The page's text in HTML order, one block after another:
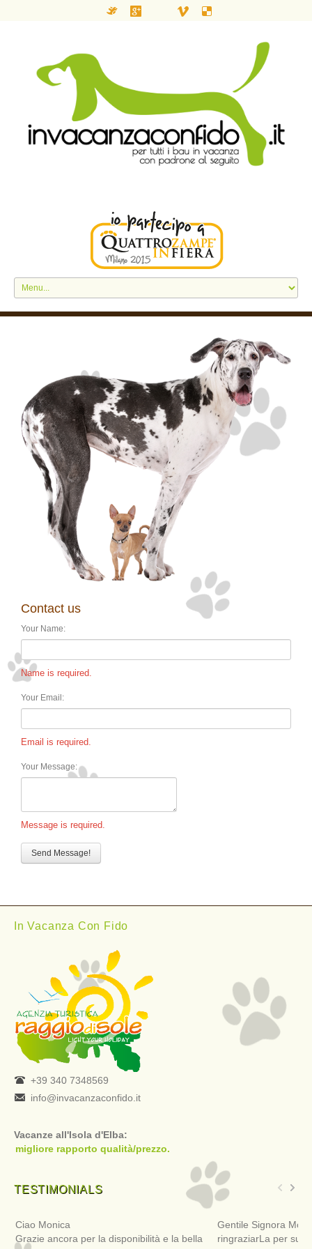
Contact us
Your Name:
Name is required.
Your Email:
Email is required.
Your Message:
Message is required.
In Vacanza Con Fido
+39 340 7348569
info@invacanzaconfido.it
Vacanze all'Isola d'Elba:
migliore rapporto qualità/prezzo.
TESTIMONIALS
Ciao Monica
Grazie ancora per la disponibilità e la bella
Gentile Signora
ringraziarLa per sua